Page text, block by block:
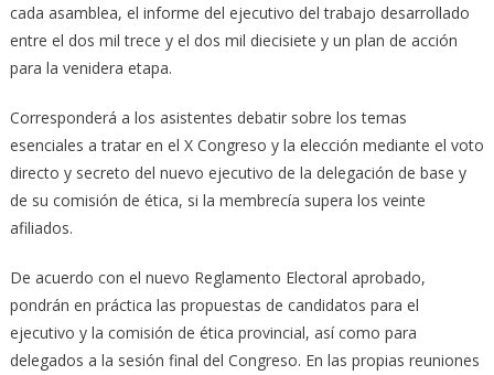
cada asamblea, el informe del ejecutivo del trabajo desarrollado
entre el dos mil trece y el dos mil diecisiete y un plan de acción
para la venidera etapa.
Corresponderá a los asistentes debatir sobre los temas
esenciales a tratar en el X Congreso y la elección mediante el voto
directo y secreto del nuevo ejecutivo de la delegación de base y
de su comisión de ética, si la membrecía supera los veinte
afiliados.
De acuerdo con el nuevo Reglamento Electoral aprobado,
pondrán en práctica las propuestas de candidatos para el
ejecutivo y la comisión de ética provincial, así como para
delegados a la sesión final del Congreso. En las propias reuniones